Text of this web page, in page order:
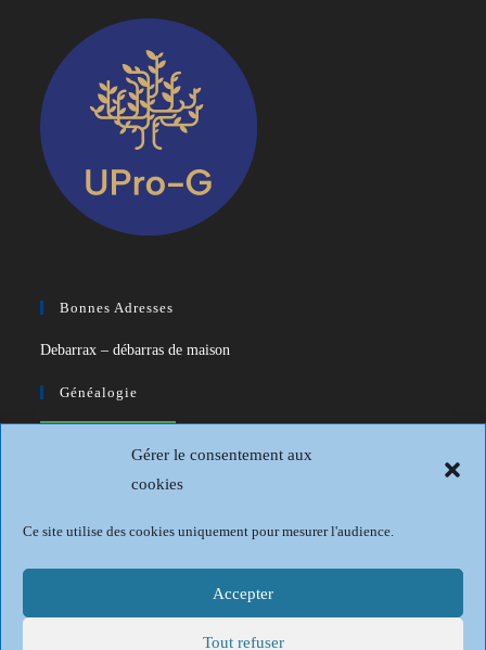
Gérer le consentement aux
cookies
Ce site utilise des cookies uniquement pour mesurer l'audience.
Accepter
Tout refuser
Bonnes Adresses
Debarrax – débarras de maison
Généalogie
Revue Française de Généalogie